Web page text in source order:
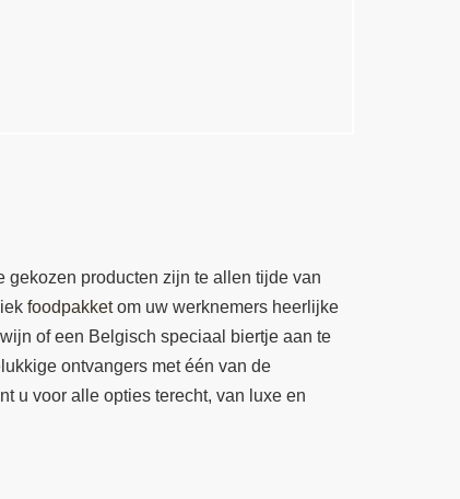
gekozen producten zijn te allen tijde van
foodpakketom uw werknemers heerlijke
of een Belgisch speciaal biertje aan te
ontvangers met één van de
u voor alle opties terecht, van luxe en